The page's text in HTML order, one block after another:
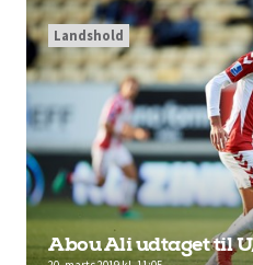
Abou Ali udtaget til
Landshold